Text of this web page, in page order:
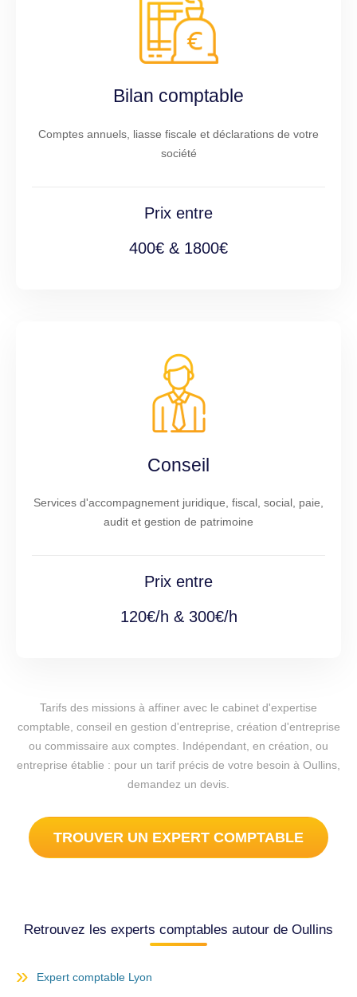
Bilan comptable
Comptes annuels, liasse fiscale et déclarations de votre
société
Prix entre
400€ & 1800€
Conseil
Services d'accompagnement juridique, fiscal, social, paie,
audit et gestion de patrimoine
Prix entre
120€/h & 300€/h
Tarifs des missions à affiner avec le cabinet d'expertise
comptable, conseil en gestion d'entreprise, création d'entreprise
ou commissaire aux comptes. Indépendant, en création, ou
entreprise établie : pour un tarif précis de votre besoin à Oullins,
demandez un devis.
TROUVER UN EXPERT COMPTABLE
Retrouvez les experts comptables autour de Oullins
Expert comptable Lyon